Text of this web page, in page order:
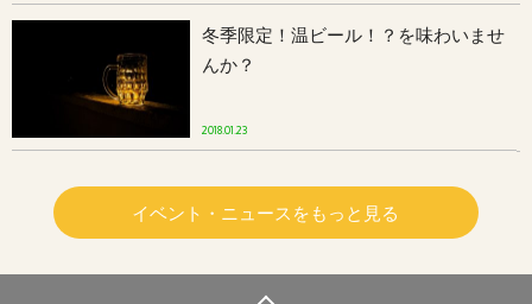
冬季限定！温ビール！？を味わいませ
んか？
2018.01.23
イベント・ニュースをもっと見る